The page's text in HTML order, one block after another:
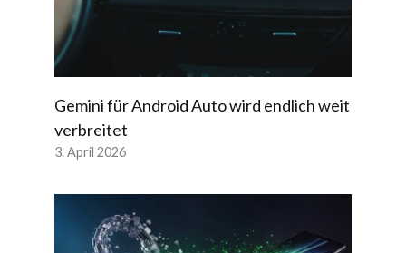
Gemini für Android Auto wird endlich weit
verbreitet
3. April 2026